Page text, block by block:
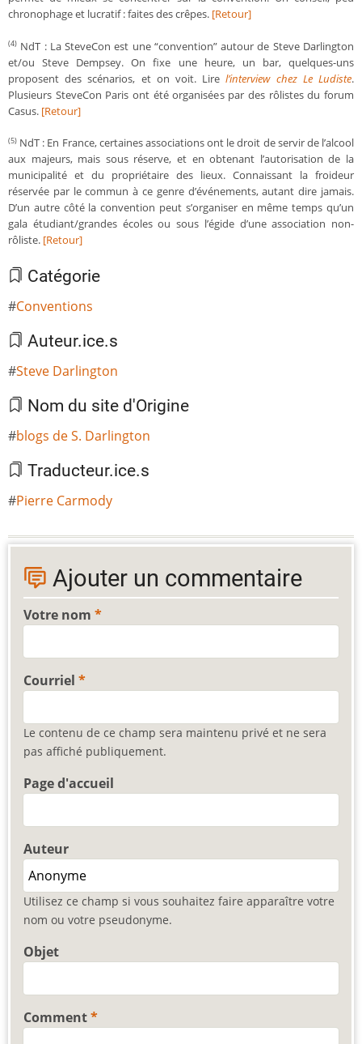
chronophage et lucratif : faites des crêpes. [Retour]
(4) NdT : La SteveCon est une “convention” autour de Steve Darlington
et/ou Steve Dempsey. On fixe une heure, un bar, quelques-uns
proposent des scénarios, et on voit. Lirel’interview chez Le Ludiste.
Plusieurs SteveCon Paris ont été organisées par des rôlistes du forum
Casus. [Retour]
(5) NdT : En France, certaines associations ont le droit de servir de l’alcool
aux majeurs, mais sous réserve, et en obtenant l’autorisation de la
municipalité et du propriétaire des lieux. Connaissant la froideur
réservée par le commun à ce genre d’événements, autant dire jamais.
D’un autre côté la convention peut s’organiser en même temps qu’un
gala étudiant/grandes écoles ou sous l’égide d’une association non-
rôliste. [Retour]
Catégorie
Conventions
Auteur.ice.s
Steve Darlington
Nom du site d'Origine
blogs de S. Darlington
Traducteur.ice.s
Pierre Carmody
Ajouter un commentaire
Votre nom
Courriel
Le contenu de ce champ sera maintenu privé et ne sera
pas affiché publiquement.
Page d'accueil
Auteur
Utilisez ce champ si vous souhaitez faire apparaître votre
nom ou votre pseudonyme.
Objet
Comment